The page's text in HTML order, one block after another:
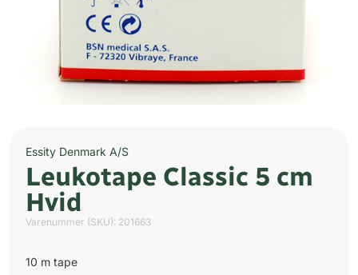
Essity Denmark A/S
Leukotape Classic 5 cm
Hvid
Varenummer (SKU): 201663
10 m tape